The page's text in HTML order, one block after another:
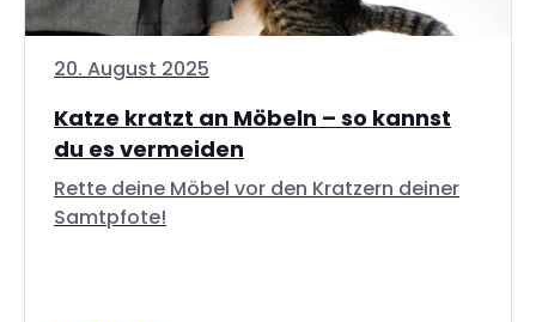
20. August 2025
Katze kratzt an Möbeln – so kannst
du es vermeiden
Rette deine Möbel vor den Kratzern deiner
Samtpfote!